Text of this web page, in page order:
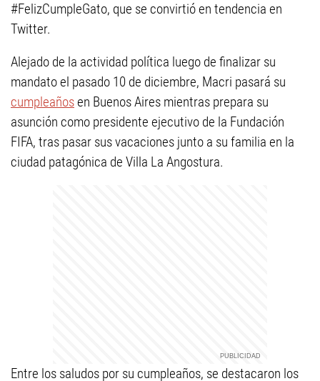
#FelizCumpleGato, que se convirtió en tendencia en
Twitter.
Alejado de la actividad política luego de finalizar su
mandato el pasado 10 de diciembre, Macri pasará su
cumpleañosen Buenos Aires mientras prepara su
asunción como presidente ejecutivo de la Fundación
FIFA, tras pasar sus vacaciones junto a su familia en la
ciudad patagónica de Villa La Angostura.
Entre los saludos por su cumpleaños, se destacaron los